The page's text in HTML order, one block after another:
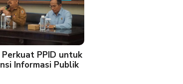
Perkuat PPID untuk
Informasi Publik